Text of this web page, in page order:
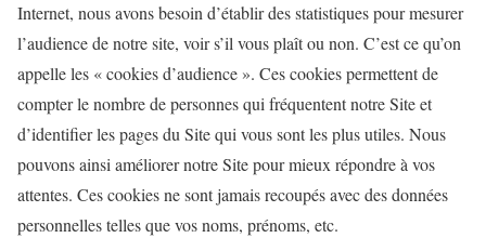
Internet, nous avons besoin d’établir des statistiques pour mesurer
l’audience de notre site, voir s’il vous plaît ou non. C’est ce qu’on
appelle les « cookies d’audience ». Ces cookies permettent de
compter le nombre de personnes qui fréquentent notre Site et
d’identifier les pages du Site qui vous sont les plus utiles. Nous
pouvons ainsi améliorer notre Site pour mieux répondre à vos
attentes. Ces cookies ne sont jamais recoupés avec des données
personnelles telles que vos noms, prénoms, etc.